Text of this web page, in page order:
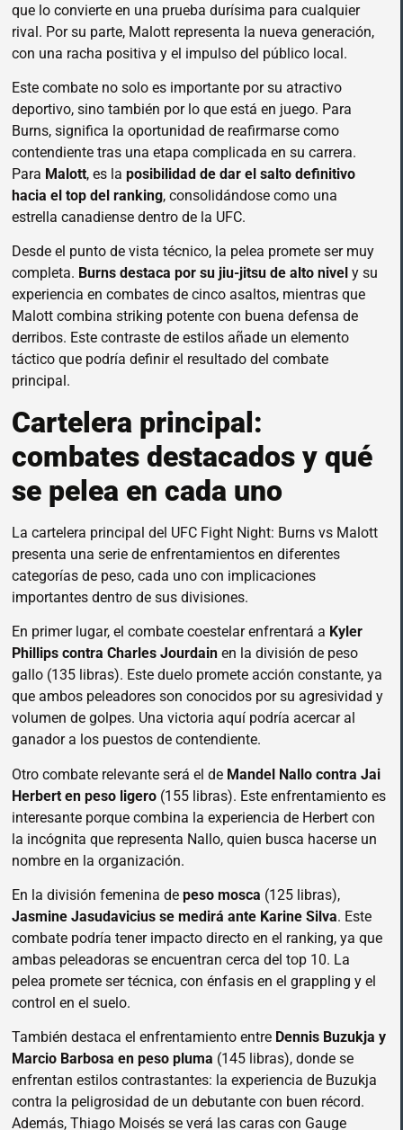
que lo convierte en una prueba durísima para cualquier
rival. Por su parte, Malott representa la nueva generación,
con una racha positiva y el impulso del público local.
Este combate no solo es importante por su atractivo
deportivo, sino también por lo que está en juego. Para
Burns, significa la oportunidad de reafirmarse como
contendiente tras una etapa complicada en su carrera.
Para Malott, es la posibilidad de dar el salto definitivo
hacia el top del ranking, consolidándose como una
estrella canadiense dentro de la UFC.
Desde el punto de vista técnico, la pelea promete ser muy
completa. Burns destaca por su jiu-jitsu de alto nivel y su
experiencia en combates de cinco asaltos, mientras que
Malott combina striking potente con buena defensa de
derribos. Este contraste de estilos añade un elemento
táctico que podría definir el resultado del combate
principal.
Cartelera principal:
combates destacados y qué
se pelea en cada uno
La cartelera principal del UFC Fight Night: Burns vs Malott
presenta una serie de enfrentamientos en diferentes
categorías de peso, cada uno con implicaciones
importantes dentro de sus divisiones.
En primer lugar, el combate coestelar enfrentará a Kyler
Phillips contra Charles Jourdain en la división de peso
gallo (135 libras). Este duelo promete acción constante, ya
que ambos peleadores son conocidos por su agresividad y
volumen de golpes. Una victoria aquí podría acercar al
ganador a los puestos de contendiente.
Otro combate relevante será el de Mandel Nallo contra Jai
Herbert en peso ligero (155 libras). Este enfrentamiento es
interesante porque combina la experiencia de Herbert con
la incógnita que representa Nallo, quien busca hacerse un
nombre en la organización.
En la división femenina de peso mosca (125 libras),
Jasmine Jasudavicius se medirá ante Karine Silva. Este
combate podría tener impacto directo en el ranking, ya que
ambas peleadoras se encuentran cerca del top 10. La
pelea promete ser técnica, con énfasis en el grappling y el
control en el suelo.
También destaca el enfrentamiento entre Dennis Buzukja y
Marcio Barbosa en peso pluma (145 libras), donde se
enfrentan estilos contrastantes: la experiencia de Buzukja
contra la peligrosidad de un debutante con buen récord.
Además, Thiago Moisés se verá las caras con Gauge